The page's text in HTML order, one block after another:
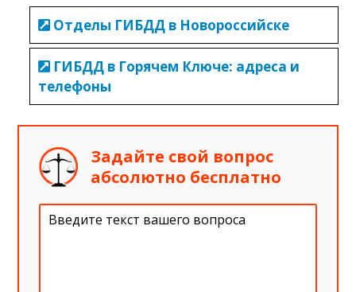
Отделы ГИБДД в Новороссийске
ГИБДД в Горячем Ключе: адреса и
телефоны
Задайте свой вопрос
абсолютно бесплатно